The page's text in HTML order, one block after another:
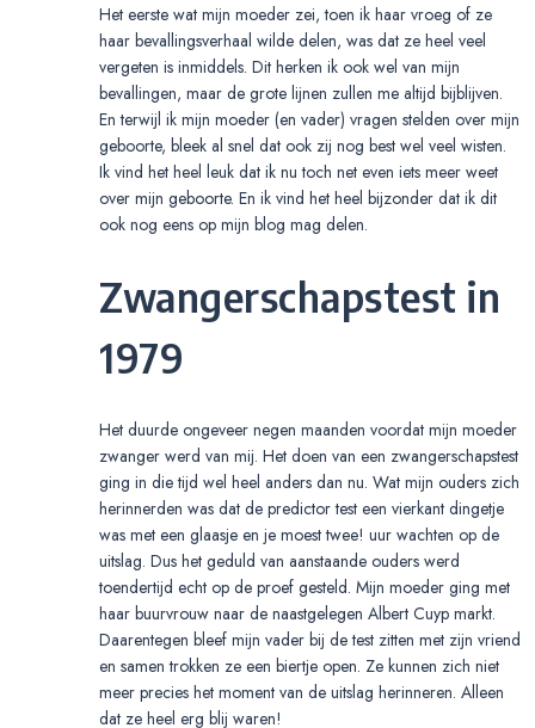
Het eerste wat mijn moeder zei, toen ik haar vroeg of ze
haar bevallingsverhaal wilde delen, was dat ze heel veel
vergeten is inmiddels. Dit herken ik ook wel van mijn
bevallingen, maar de grote lijnen zullen me altijd bijblijven.
En terwijl ik mijn moeder (en vader) vragen stelden over mijn
geboorte, bleek al snel dat ook zij nog best wel veel wisten.
Ik vind het heel leuk dat ik nu toch net even iets meer weet
over mijn geboorte. En ik vind het heel bijzonder dat ik dit
ook nog eens op mijn blog mag delen.
Zwangerschapstest in
1979
Het duurde ongeveer negen maanden voordat mijn moeder
zwanger werd van mij. Het doen van een zwangerschapstest
ging in die tijd wel heel anders dan nu. Wat mijn ouders zich
herinnerden was dat de predictor test een vierkant dingetje
was met een glaasje en je moest twee! uur wachten op de
uitslag. Dus het geduld van aanstaande ouders werd
toendertijd echt op de proef gesteld. Mijn moeder ging met
haar buurvrouw naar de naastgelegen Albert Cuyp markt.
Daarentegen bleef mijn vader bij de test zitten met zijn vriend
en samen trokken ze een biertje open. Ze kunnen zich niet
meer precies het moment van de uitslag herinneren. Alleen
dat ze heel erg blij waren!